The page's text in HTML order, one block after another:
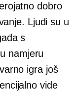
dobro
Ljudi su u
s
namjeru
igra još
vide